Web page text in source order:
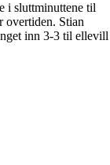
i sluttminuttene til
overtiden. Stian
inn 3-3 til ellevill